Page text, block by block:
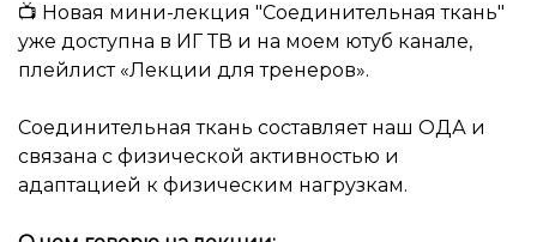
📺 Новая мини-лекция "Соединительная ткань"
уже доступна в ИГ ТВ и на моем ютуб канале,
плейлист «Лекции для тренеров».
Соединительная ткань составляет наш ОДА и
связана с физической активностью и
адаптацией к физическим нагрузкам.